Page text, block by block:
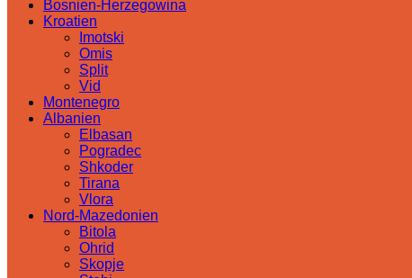
Bosnien-Herzegowina
Kroatien
Imotski
Omis
Split
Vid
Montenegro
Albanien
Elbasan
Pogradec
Shkoder
Tirana
Vlora
Nord-Mazedonien
Bitola
Ohrid
Skopje